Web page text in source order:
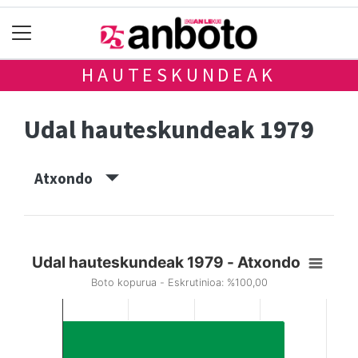
HAUTESKUNDEAK
Udal hauteskundeak 1979
Atxondo
Udal hauteskundeak 1979 - Atxondo
Boto kopurua - Eskrutinioa: %100,00